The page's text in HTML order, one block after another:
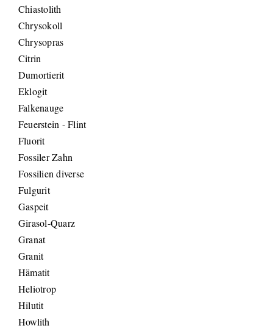
Chiastolith
Chrysokoll
Chrysopras
Citrin
Dumortierit
Eklogit
Falkenauge
Feuerstein - Flint
Fluorit
Fossiler Zahn
Fossilien diverse
Fulgurit
Gaspeit
Girasol-Quarz
Granat
Granit
Hämatit
Heliotrop
Hilutit
Howlith